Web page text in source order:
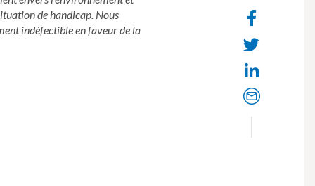
de handicap. Nous
indéfectible en faveur de la
Email